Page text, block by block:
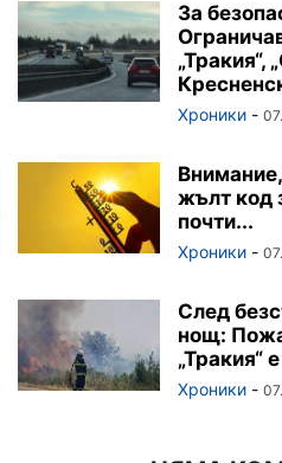
За
„Тракия“,
Хроники -
жълт код
почти...
Хроники -
След
нощ:
„Тракия“
Хроники -